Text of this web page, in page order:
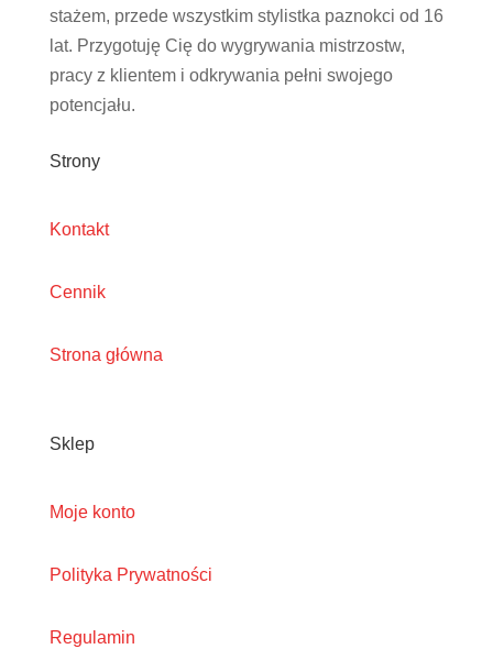
stażem, przede wszystkim stylistka paznokci od 16
lat. Przygotuję Cię do wygrywania mistrzostw,
pracy z klientem i odkrywania pełni swojego
potencjału.
Strony
Kontakt
Cennik
Strona główna
Sklep
Moje konto
Polityka Prywatności
Regulamin